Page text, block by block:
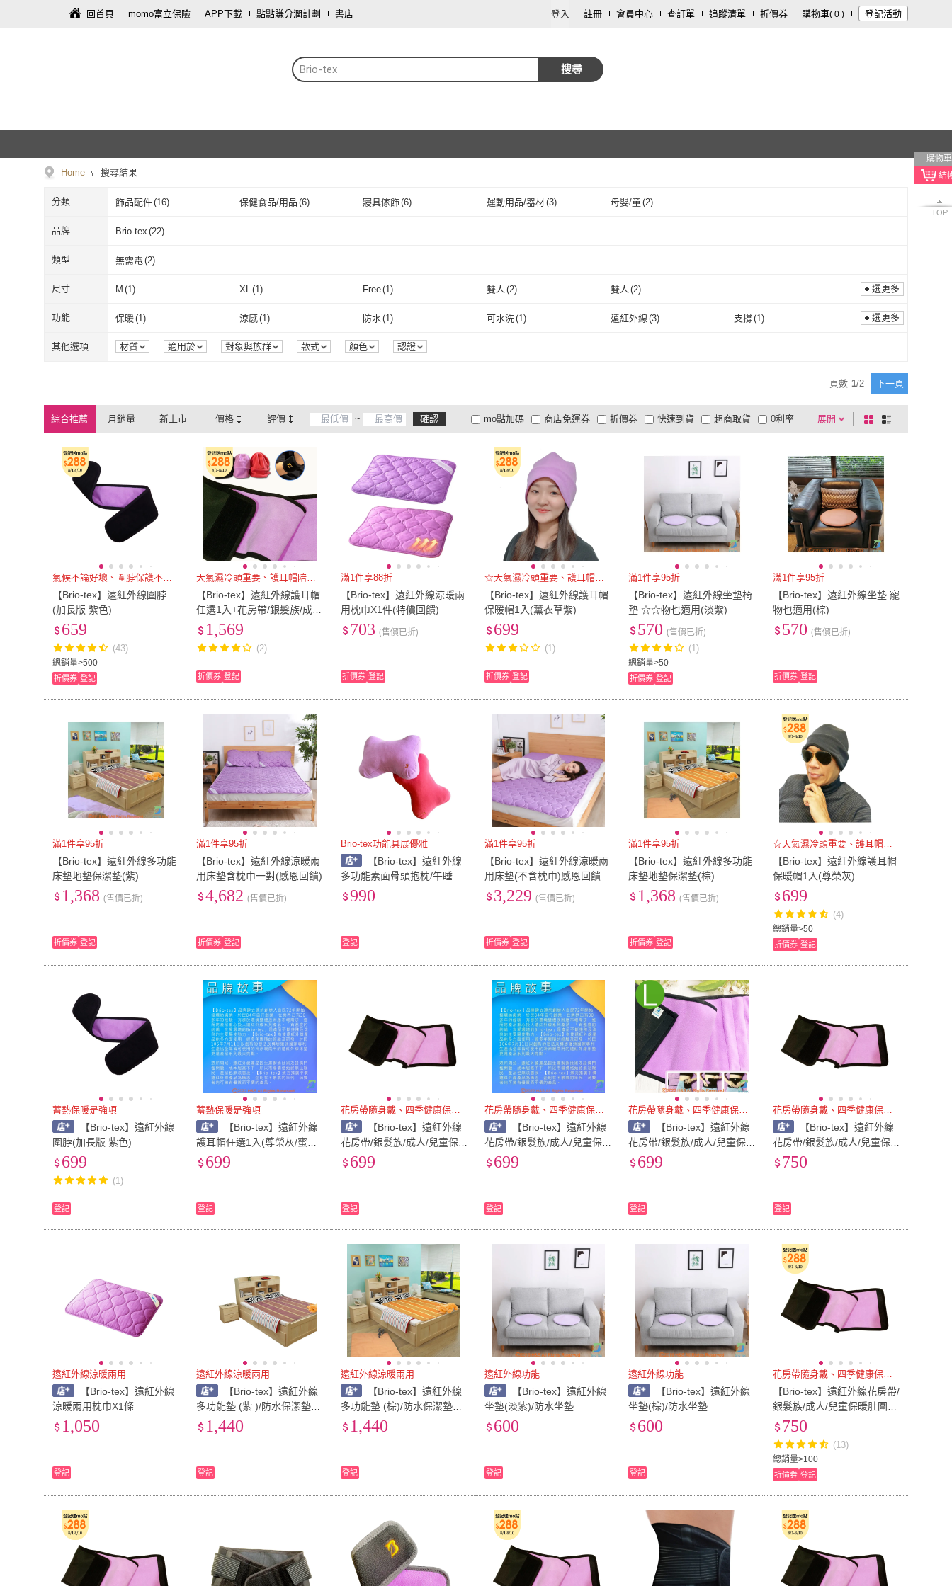
回首頁 momo富立保險 APP下載 點點賺分潤計劃 書店 登入 註冊 會員中心 查訂單 追蹤清單 折價券 購物車( 0 ) 登記活動
Brio-tex 搜尋
購物車
TOP
Home 搜尋結果
分類 飾品配件(16) 保健食品/用品 (6) 寢具傢飾(6) 運動用品/器材(3) 母嬰/童(2)
品牌 Brio-tex (22)
Brio-tex
類型 無需電 (2)
無需電
尺寸 M (1) XL (1) Free(1) 雙人 (2) 雙人 (2)
M(1) XL Free 雙人 雙人
選更多
功能 保暖(1) 涼感(1) 防水 (1) 可水洗(1) 遠紅外線 (3) 支撐(1)
可水洗( 防側翻(1) 單溫控 2)
保暖 涼感 防水(1)
選更多
其他選項 材質 適用於 對象與族群 款式 顏色 認證
頁數 1/2 下一頁
綜合推薦 月銷量 新上市 價格 評價 ~ 確認 展開
折價券
有影片
商品有量 電視購物
mo點加碼 快速到貨 超商取貨
低溫宅配
大家電安心配
大家電快配
商店免運券 0利率
及以上 及以上 及以上
棋
盤
列
氣候不論好壞、圍脖保護不分四季
【Brio-tex】遠紅外線圍脖
(加長版 紫色)
總銷量>500
659
(43)
折價券 登記
天氣濕冷頭重要、護耳帽陪你渡寒
【Brio-tex】遠紅外線護耳帽
任選1入+花房帶/銀髮族/成
人/兒童保暖肚圍任選1入+護
腕/手腕/腳腕1入(促銷活動)
1,569
(2)
折價券 登記
滿1件享88折
【Brio-tex】遠紅外線涼暖兩
用枕巾X1件(特價回饋)
703 (售價已折)
折價券 登記
☆天氣濕冷頭重要、護耳帽陪你渡
【Brio-tex】遠紅外線護耳帽
保暖帽1入(薰衣草紫)
699
(1)
折價券 登記
滿1件享95折
【Brio-tex】遠紅外線坐墊椅
墊 ☆☆物也適用(淡紫)
總銷量>50
570 (售價已折)
(1)
折價券 登記
滿1件享95折
【Brio-tex】遠紅外線坐墊 寵
物也適用(棕)
570 (售價已折)
折價券 登記
滿1件享95折
【Brio-tex】遠紅外線多功能
床墊地墊保潔墊(紫)
1,368 (售價已折)
折價券 登記
滿1件享95折
【Brio-tex】遠紅外線涼暖兩
用床墊含枕巾一對(感恩回饋)
4,682 (售價已折)
折價券 登記
Brio-tex功能具展優雅
【Brio-tex】遠紅外線
多功能素面骨頭抱枕/午睡枕/
抬腿枕(紫色/蜜桃紅)任選一
990
登記
滿1件享95折
【Brio-tex】遠紅外線涼暖兩
用床墊(不含枕巾)感恩回饋
3,229 (售價已折)
折價券 登記
滿1件享95折
【Brio-tex】遠紅外線多功能
床墊地墊保潔墊(棕)
1,368 (售價已折)
折價券 登記
☆天氣濕冷頭重要、護耳帽陪你渡
【Brio-tex】遠紅外線護耳帽
保暖帽1入(尊榮灰)
總銷量>50
699
(4)
折價券 登記
蓄熱保暖是強項
【Brio-tex】遠紅外線
圍脖(加長版 紫色)
699
(1)
登記
蓄熱保暖是強項
【Brio-tex】遠紅外線
護耳帽任選1入(尊榮灰/蜜桃
紅/薰衣草紫)
699
登記
花房帶隨身戴、四季健康保安泰
【Brio-tex】遠紅外線
花房帶/銀髮族/成人/兒童保
暖肚圍S
699
登記
花房帶隨身戴、四季健康保安泰
【Brio-tex】遠紅外線
花房帶/銀髮族/成人/兒童保
暖肚圍M
699
登記
花房帶隨身戴、四季健康保安泰
【Brio-tex】遠紅外線
花房帶/銀髮族/成人/兒童保
暖肚圍L
699
登記
花房帶隨身戴、四季健康保安泰
【Brio-tex】遠紅外線
花房帶/銀髮族/成人/兒童保
暖肚圍XL
750
登記
遠紅外線涼暖兩用
【Brio-tex】遠紅外線
涼暖兩用枕巾X1條
1,050
登記
遠紅外線涼暖兩用
【Brio-tex】遠紅外線
多功能墊 (紫 )/防水保潔墊竉
物也適用
1,440
登記
遠紅外線涼暖兩用
【Brio-tex】遠紅外線
多功能墊 (棕)/防水保潔墊竉
物也適用
1,440
登記
遠紅外線功能
【Brio-tex】遠紅外線
坐墊(淡紫)/防水坐墊
600
登記
遠紅外線功能
【Brio-tex】遠紅外線
坐墊(棕)/防水坐墊
600
登記
花房帶隨身戴、四季健康保安泰
【Brio-tex】遠紅外線花房帶/
銀髮族/成人/兒童保暖肚圍(X
L)
總銷量>100
750
(13)
折價券 登記